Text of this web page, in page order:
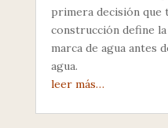
primera decisión que
construcción define
marca de agua antes
agua.
leer más…